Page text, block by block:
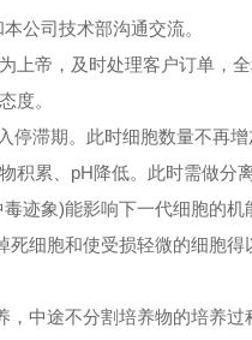
公司技术部沟通交流。
帝，及时处理客户订单，
度。
滞期。此时细胞数量不再
积累、pH降低。此时需做分
迹象)能影响下一代细胞的
细胞和使受损轻微的细胞
中途不分割培养物的培养过